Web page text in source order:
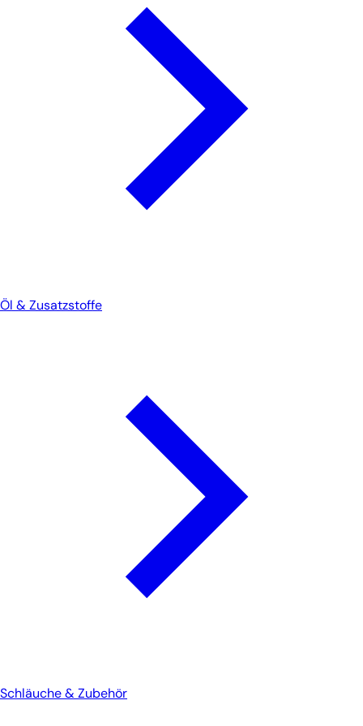
Öl & Zusatzstoffe
Schläuche & Zubehör